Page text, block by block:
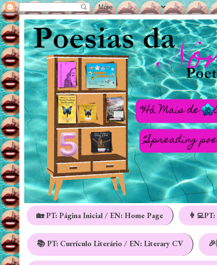
🏡 PT: Página Inicial / EN: Home Page
📚 PT: Currículo Literário / EN: Literary CV